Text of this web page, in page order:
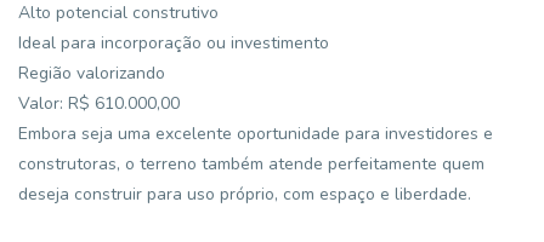
Alto potencial construtivo
Ideal para incorporação ou investimento
Região valorizando
Valor: R$ 610.000,00
Embora seja uma excelente oportunidade para investidores e
construtoras, o terreno também atende perfeitamente quem
deseja construir para uso próprio, com espaço e liberdade.